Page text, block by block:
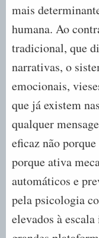
mais
humana. Ao
tradicional, que
narrativas, o
emocionais,
que já existem
qualquer
eficaz não
porque ativa
automáticos e
pela psicologia
elevados à